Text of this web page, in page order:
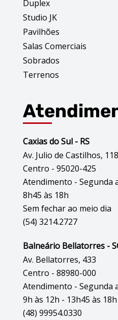
Duplex
Studio JK
Pavilhões
Salas Comerciais
Sobrados
Terrenos
Caxias do Sul - RS
Av. Julio de Castilhos,
Centro - 95020-425
Atendimento - Segunda
8h45 às 18h
Sem fechar ao meio dia
(54) 3214.2727
Balneário Bellatorres -
Av. Bellatorres, 433
Centro - 88980-000
Atendimento - Segunda
9h às 12h - 13h45 às 18h
(48) 99954.0330